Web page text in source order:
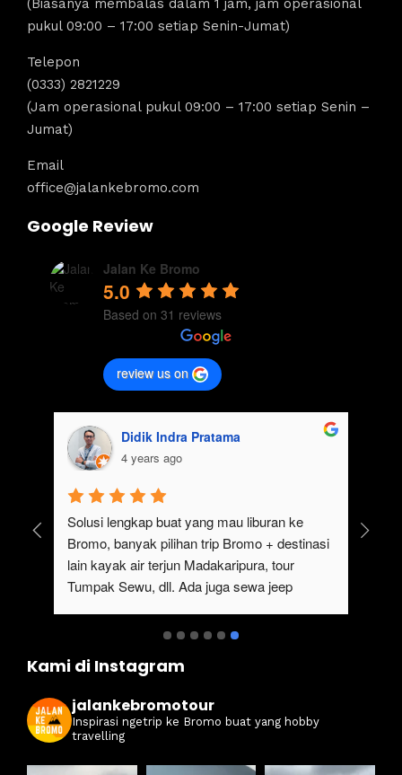
pukul 09:00 – 17:00 setiap Senin-Jumat)
Telepon
(0333) 2821229
(Jam operasional pukul 09:00 – 17:00 setiap Senin –
Jumat)
Email
office@jalankebromo.com
Google Review
Jalan Ke Bromo
5.0
Based on 31 reviews
review us on
Didik Indra Pratama
4 years ago
Solusi lengkap buat yang mau liburan ke
Bromo, banyak pilihan trip Bromo + destinasi
lain kayak air terjun Madakaripura, tour
Tumpak Sewu, dll. Ada juga sewa jeep
Kami di Instagram
jalankebromotour
Inspirasi ngetrip ke Bromo buat yang hobby
travelling